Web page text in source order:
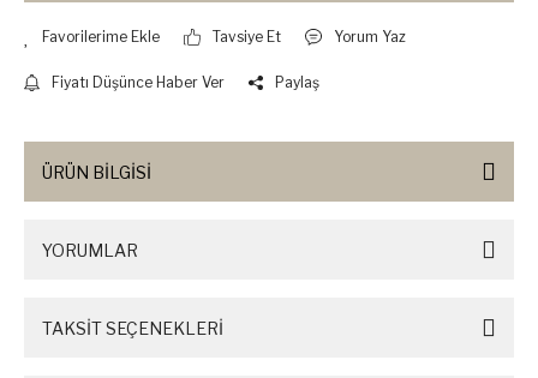
Tavsiye Et Yorum Yaz
Fiyatı Düşünce Haber Ver Paylaş
ÜRÜN BİLGİSİ
YORUMLAR
TAKSİT SEÇENEKLERİ